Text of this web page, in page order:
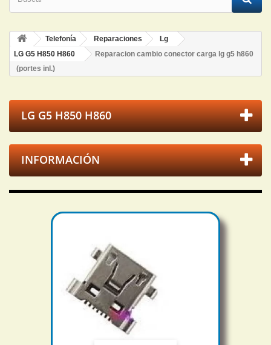
Telefonía Reparaciones
Lg
LG G5 H850 H860
Reparacion cambio conector carga lg g5 h860
(portes inl.)
LG G5 H850 H860
INFORMACIÓN